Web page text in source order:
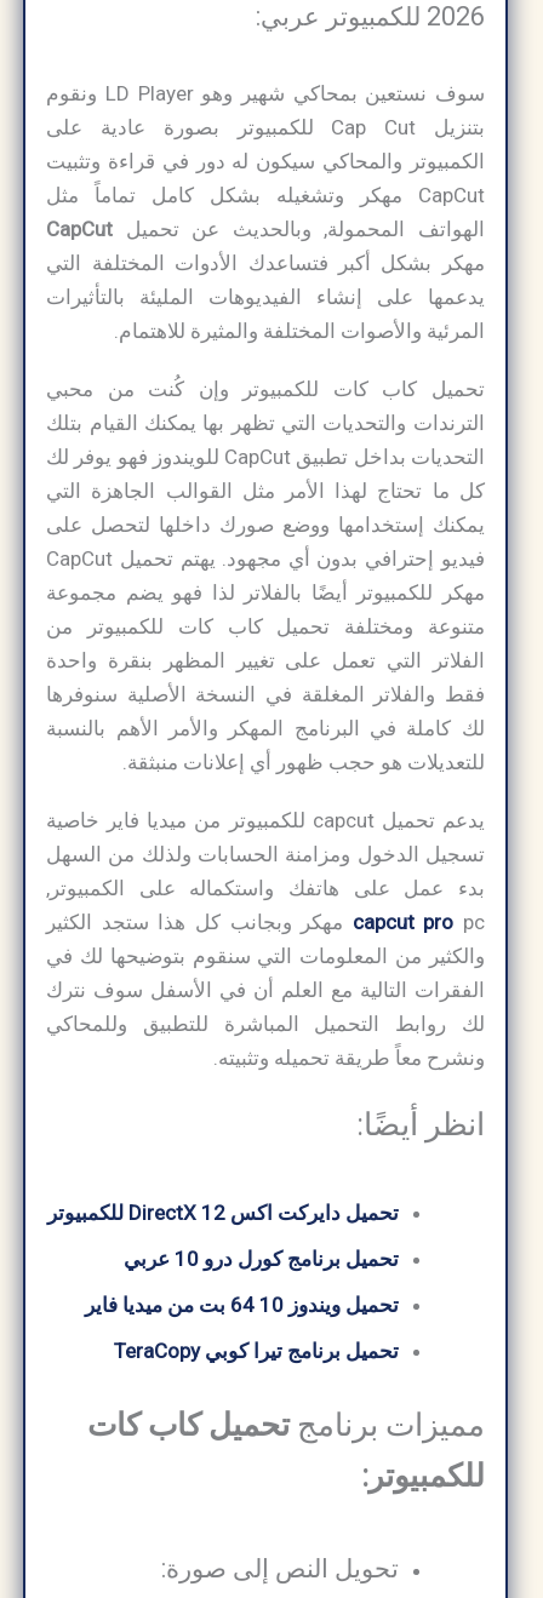
2026 للكمبيوتر عربي:
سوف نستعين بمحاكي شهير وهو LD Player ونقوم
بتنزيل Cap Cut للكمبيوتر بصورة عادية على
الكمبيوتر والمحاكي سيكون له دور في قراءة وتثبيت
CapCut مهكر وتشغيله بشكل كامل تماماً مثل
الهواتف المحمولة, وبالحديث عن تحميل CapCut
مهكر بشكل أكبر فتساعدك الأدوات المختلفة التي
يدعمها على إنشاء الفيديوهات المليئة بالتأثيرات
المرئية والأصوات المختلفة والمثيرة للاهتمام.
تحميل كاب كات للكمبيوتر وإن كُنت من محبي
الترندات والتحديات التي تظهر بها يمكنك القيام بتلك
التحديات بداخل تطبيق CapCut للويندوز فهو يوفر لك
كل ما تحتاج لهذا الأمر مثل القوالب الجاهزة التي
يمكنك إستخدامها ووضع صورك داخلها لتحصل على
فيديو إحترافي بدون أي مجهود. يهتم تحميل CapCut
مهكر للكمبيوتر أيضًا بالفلاتر لذا فهو يضم مجموعة
متنوعة ومختلفة تحميل كاب كات للكمبيوتر من
الفلاتر التي تعمل على تغيير المظهر بنقرة واحدة
فقط والفلاتر المغلقة في النسخة الأصلية سنوفرها
لك كاملة في البرنامج المهكر والأمر الأهم بالنسبة
للتعديلات هو حجب ظهور أي إعلانات منبثقة.
يدعم تحميل capcut للكمبيوتر من ميديا فاير خاصية
تسجيل الدخول ومزامنة الحسابات ولذلك من السهل
بدء عمل على هاتفك واستكماله على الكمبيوتر,
capcut propc مهكر وبجانب كل هذا ستجد الكثير
والكثير من المعلومات التي سنقوم بتوضيحها لك في
الفقرات التالية مع العلم أن في الأسفل سوف نترك
لك روابط التحميل المباشرة للتطبيق وللمحاكي
ونشرح معاً طريقة تحميله وتثبيته.
انظر أيضًا:
تحميل دايركت اكس 12 DirectX للكمبيوتر
تحميل برنامج كورل درو 10 عربي
تحميل ويندوز 10 64 بت من ميديا ​​فاير
تحميل برنامج تيرا كوبي TeraCopy
مميزات برنامجتحميل كاب كات
للكمبيوتر:
تحويل النص إلى صورة: